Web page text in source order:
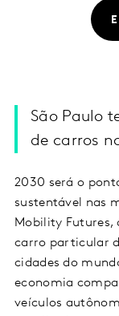
São Paulo
de carros
2030 será o
sustentável nas
Mobility Futures,
carro particular
cidades do
economia
veículos